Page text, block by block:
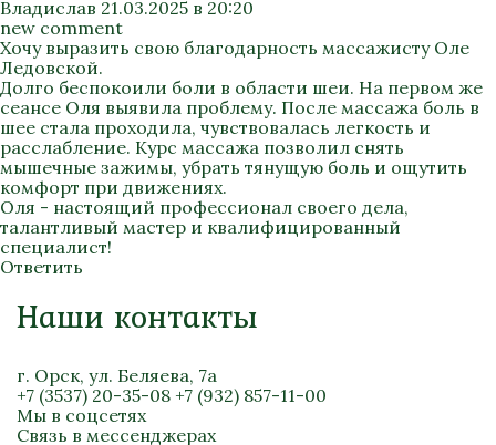
Владислав 21.03.2025 в 20:20
new comment
Хочу выразить свою благодарность массажисту Оле
Ледовской.
Долго беспокоили боли в области шеи. На первом же
сеансе Оля выявила проблему. После массажа боль в
шее стала проходила, чувствовалась легкость и
расслабление. Курс массажа позволил снять
мышечные зажимы, убрать тянущую боль и ощутить
комфорт при движениях.
Оля - настоящий профессионал своего дела,
талантливый мастер и квалифицированный
специалист!
Ответить
Наши контакты
г. Орск, ул. Беляева, 7а
+7 (3537) 20-35-08 +7 (932) 857-11-00
Мы в соцсетях
Связь в мессенджерах